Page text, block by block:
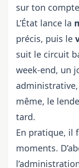
sur ton
L’État lance la
précis, puis le
suit le circuit
week-end, un
même, le
tard.
En pratique, il
moments.